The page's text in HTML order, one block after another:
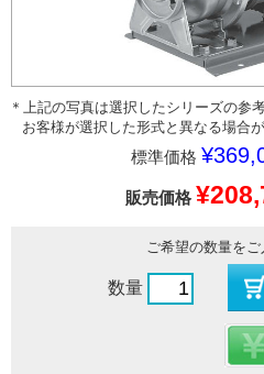
＊上記の写真は選択したシリーズの参考
お客様が選択した形式と異なる場合が
標準価格
販売価格
ご希望の数量を
数量